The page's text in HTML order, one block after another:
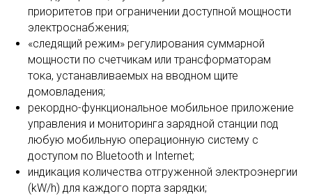
приоритетов при ограничении доступной мощности
электроснабжения;
«следящий режим» регулирования суммарной
мощности по счетчикам или трансформаторам
тока, устанавливаемых на вводном щите
домовладения;
рекордно-функциональное мобильное приложение
управления и мониторинга зарядной станции под
любую мобильную операционную систему с
доступом по Bluetooth и Internet;
индикация количества отгруженной электроэнергии
(kW/h) для каждого порта зарядки;